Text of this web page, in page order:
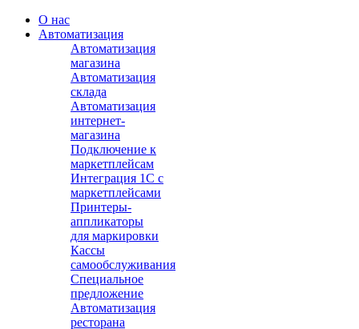
О нас
Автоматизация
Автоматизация
магазина
Автоматизация
склада
Автоматизация
интернет-
магазина
Подключение к
маркетплейсам
Интеграция 1С с
маркетплейсами
Принтеры-
аппликаторы
для маркировки
Кассы
самообслуживания
Специальное
предложение
Автоматизация
ресторана